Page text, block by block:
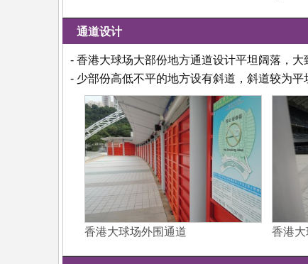
通道设计
- 香港大球场大部份地方通道设计平坦阔落，大
- 少部份高低不平的地方设有斜道，斜道较为平
香港大球场外围通道 香港